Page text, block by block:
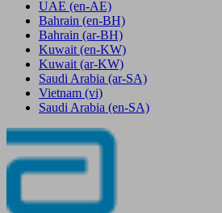
UAE (en-AE)
Bahrain (en-BH)
Bahrain (ar-BH)
Kuwait (en-KW)
Kuwait (ar-KW)
Saudi Arabia (ar-SA)
Vietnam (vi)
Saudi Arabia (en-SA)